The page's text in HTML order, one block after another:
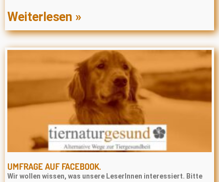
Weiterlesen »
UMFRAGE AUF FACEBOOK.
Wir wollen wissen, was unsere LeserInnen interessiert. Bitte